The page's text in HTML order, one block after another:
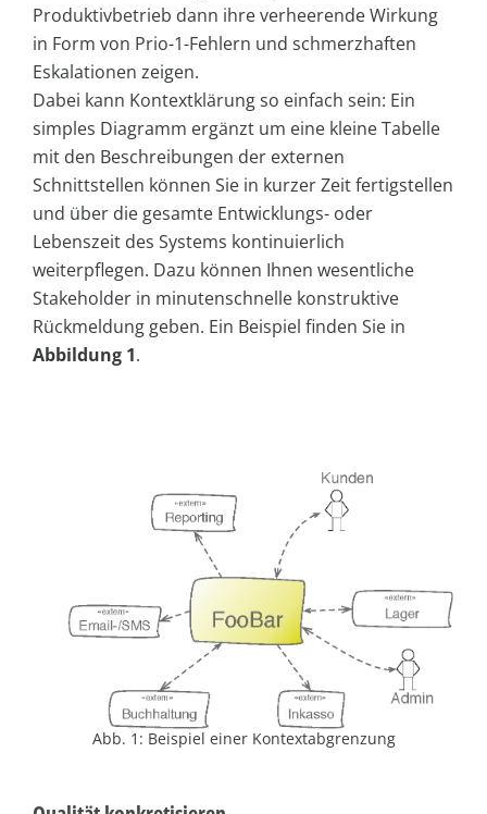
Produktivbetrieb dann ihre verheerende Wirkung
in Form von Prio-1-Fehlern und schmerzhaften
Eskalationen zeigen.
Dabei kann Kontextklärung so einfach sein: Ein
simples Diagramm ergänzt um eine kleine Tabelle
mit den Beschreibungen der externen
Schnittstellen können Sie in kurzer Zeit fertigstellen
und über die gesamte Entwicklungs- oder
Lebenszeit des Systems kontinuierlich
weiterpflegen. Dazu können Ihnen wesentliche
Stakeholder in minutenschnelle konstruktive
Rückmeldung geben. Ein Beispiel finden Sie in
Abbildung 1.
Abb. 1: Beispiel einer Kontextabgrenzung